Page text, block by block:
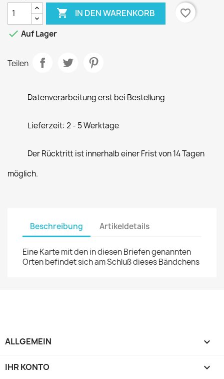
 IN DEN WARENKORB
favorite_border
 Auf Lager
Teilen
Datenverarbeitung erst bei Bestellung
Lieferzeit: 2 - 5 Werktage
Der Rücktritt ist innerhalb einer Frist von 14 Tagen
möglich.
Beschreibung Artikeldetails
Eine Karte mit den in diesen Briefen genannten
Orten befindet sich am Schluß dieses Bändchens
ALLGEMEIN 
IHR KONTO 